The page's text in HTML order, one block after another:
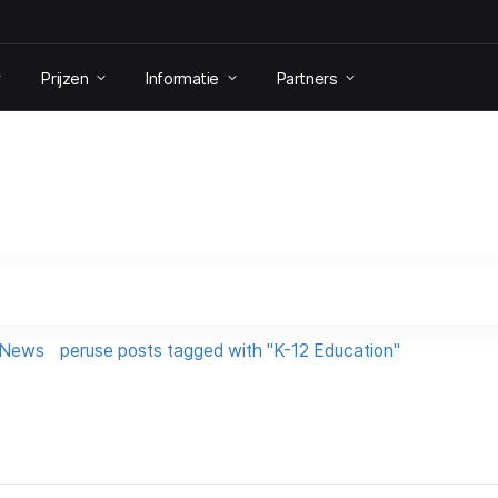
Prijzen Informatie Partners
peruse posts tagged with "K-12 Education"